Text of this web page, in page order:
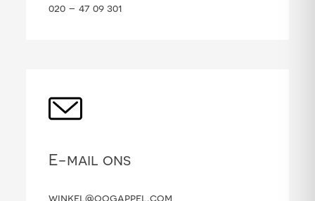
020 – 47 09 301
E-mail ons
winkel@oogappel.com